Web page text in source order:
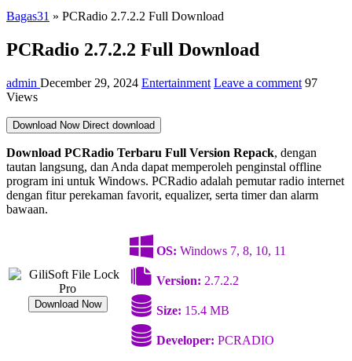
Bagas31 » PCRadio 2.7.2.2 Full Download
PCRadio 2.7.2.2 Full Download
admin December 29, 2024 Entertainment Leave a comment 97
Views
Download Now Direct download
Download PCRadio Terbaru Full Version Repack, dengan
tautan langsung, dan Anda dapat memperoleh penginstal offline
program ini untuk Windows. PCRadio adalah pemutar radio internet
dengan fitur perekaman favorit, equalizer, serta timer dan alarm
bawaan.
Download Now
OS: Windows 7, 8, 10, 11
Version: 2.7.2.2
Size: 15.4 MB
Developer: PCRADIO